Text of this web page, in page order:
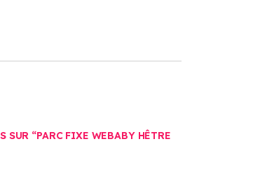
SUR “PARC FIXE WEBABY HÊTRE